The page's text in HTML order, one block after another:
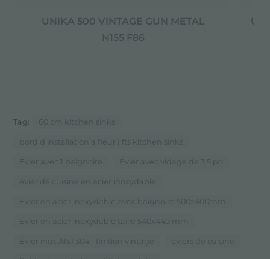
UNIKA 500 VINTAGE GUN METAL
N155 F86
Tag: 60 cm kitchen sinks
bord d'installation a fleur | fts kitchen sinks
Évier avec 1 baignoire Évier avec vidage de 3,5 po
évier de cuisine en acier inoxydable
Évier en acier inoxydable avec baignoire 500x400mm
Évier en acier inoxydable taille 540x440 mm
Évier inox AISI 304 - finition vintage éviers de cuisine